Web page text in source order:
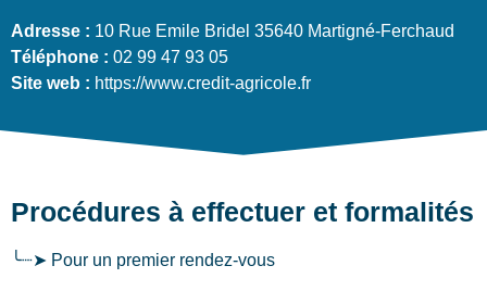
Adresse : 10 Rue Emile Bridel 35640 Martigné-Ferchaud
Téléphone : 02 99 47 93 05
Site web : https://www.credit-agricole.fr
Procédures à effectuer et formalités
╰┈➤ Pour un premier rendez-vous